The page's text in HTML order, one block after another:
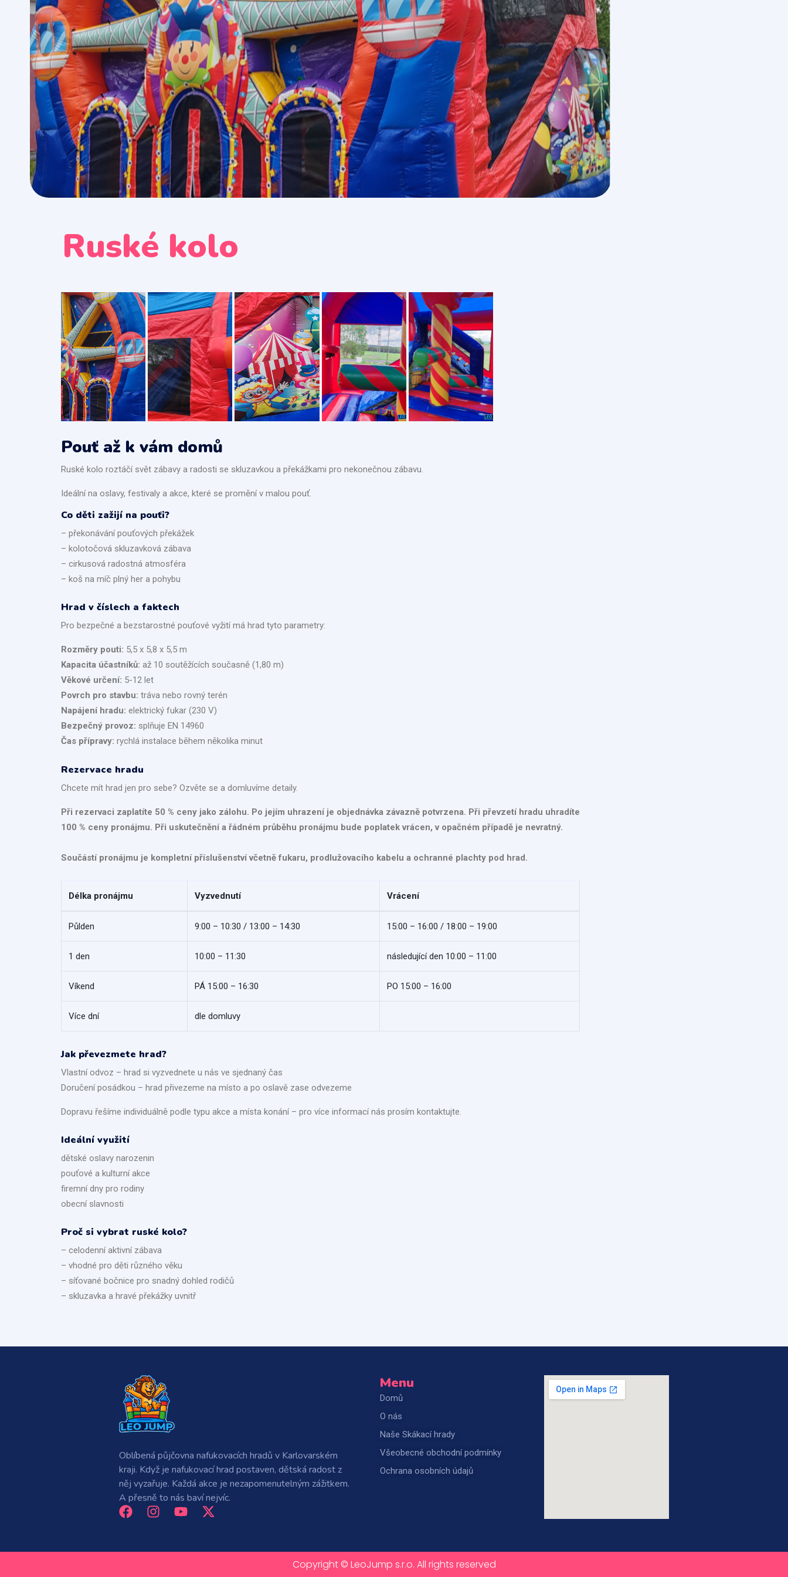
Ruské kolo
Pouť až k vám domů
Ruské kolo roztáčí svět zábavy a radosti se skluzavkou a překážkami pro nekonečnou zábavu.
Ideální na oslavy, festivaly a akce, které se promění v malou pouť.
Co děti zažijí na pouťi?
– překonávání pouťových překážek
– kolotočová skluzavková zábava
– cirkusová radostná atmosféra
– koš na míč plný her a pohybu
Hrad v číslech a faktech
Pro bezpečné a bezstarostné pouťové vyžití má hrad tyto parametry:
Rozměry pouti: 5,5 x 5,8 x 5,5 m
Kapacita účastníků: až 10 soutěžících současně (1,80 m)
Věkové určení: 5-12 let
Povrch pro stavbu: tráva nebo rovný terén
Napájení hradu: elektrický fukar (230 V)
Bezpečný provoz: splňuje EN 14960
Čas přípravy: rychlá instalace během několika minut
Rezervace hradu
Chcete mít hrad jen pro sebe? Ozvěte se a domluvíme detaily.
Při rezervaci zaplatíte 50 % ceny jako zálohu. Po jejím uhrazení je objednávka závazně potvrzena. Při převzetí hradu uhradíte
100 % ceny pronájmu. Při uskutečnění a řádném průběhu pronájmu bude poplatek vrácen, v opačném případě je nevratný.
Součástí pronájmu je kompletní příslušenství včetně fukaru, prodlužovacího kabelu a ochranné plachty pod hrad.
Délka pronájmu Vyzvednutí Vrácení
Půlden 9:00 – 10:30 / 13:00 – 14:30 15:00 – 16:00 / 18:00 – 19:00
1 den 10:00 – 11:30 následující den 10:00 – 11:00
Víkend PÁ 15:00 – 16:30 PO 15:00 – 16:00
Více dní dle domluvy
Jak převezmete hrad?
Vlastní odvoz – hrad si vyzvednete u nás ve sjednaný čas
Doručení posádkou – hrad přivezeme na místo a po oslavě zase odvezeme
Dopravu řešíme individuálně podle typu akce a místa konání – pro více informací nás prosím kontaktujte.
Ideální využití
dětské oslavy narozenin
pouťové a kulturní akce
firemní dny pro rodiny
obecní slavnosti
Proč si vybrat ruské kolo?
– celodenní aktivní zábava
– vhodné pro děti různého věku
– síťované bočnice pro snadný dohled rodičů
– skluzavka a hravé překážky uvnitř
Oblíbená půjčovna nafukovacích hradů v Karlovarském
kraji. Když je nafukovací hrad postaven, dětská radost z
něj vyzařuje. Každá akce je nezapomenutelným zážitkem.
A přesně to nás baví nejvíc.
Menu
Domů
O nás
Naše Skákací hrady
Všeobecné obchodní podmínky
Ochrana osobních údajů
Copyright © LeoJump s.r.o. All rights reserved